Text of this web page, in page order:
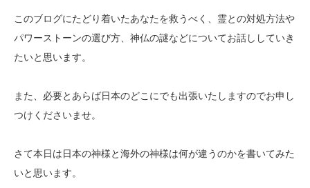
このブログにたどり着いたあなたを救うべく、霊との対処方法や
パワーストーンの選び方、神仏の謎などについてお話ししていき
たいと思います。
また、必要とあらば日本のどこにでも出張いたしますのでお申し
つけくださいませ。
さて本日は日本の神様と海外の神様は何が違うのかを書いてみた
いと思います。